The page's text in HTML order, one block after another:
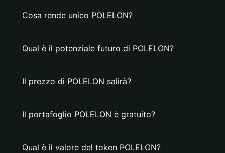
Cosa rende unico POLELON?
Qual è il potenziale futuro di POLELON?
Il prezzo di POLELON salirà?
Il portafoglio POLELON è gratuito?
Qual è il valore del token POLELON?